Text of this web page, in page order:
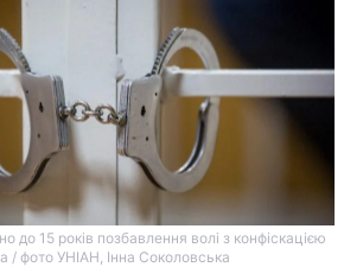
до 15 років позбавлення волі з конфіскацією
/ фото УНІАН, Інна Соколовська